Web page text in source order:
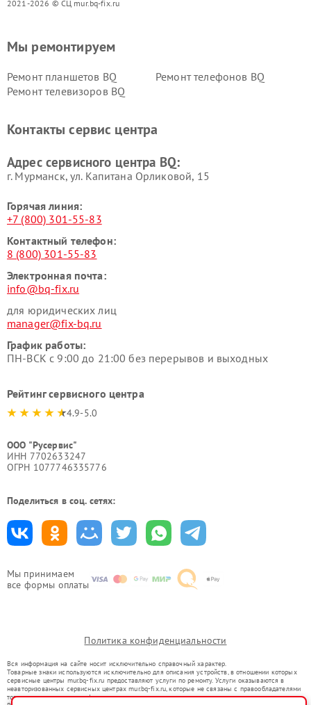
2021-2026 © СЦ mur.bq-fix.ru
Мы принимаем
все формы оплаты
Мы ремонтируем
Ремонт планшетов BQ
Ремонт телефонов BQ
Ремонт телевизоров BQ
Контакты сервис центра
Адрес сервисного центра BQ:
г. Мурманск, ул. Капитана Орликовой, 15
Горячая линия:
+7 (800) 301-55-83
Контактный телефон:
8 (800) 301-55-83
Электронная почта:
info@bq-fix.ru
для юридических лиц
manager@fix-bq.ru
График работы:
ПН-ВСК с 9:00 до 21:00 без перерывов и выходных
Рейтинг сервисного центра
4.9-5.0
ООО "Русервис"
ИНН 7702633247
ОГРН 1077746335776
Поделиться в соц. сетях:
Политика конфиденциальности
Вся информация на сайте носит исключительно справочный характер.
Товарные знаки используются исключительно для описания устройств, в отношении которых
сервисные центры mur.bq-fix.ru предоставляют услуги по ремонту. Услуги оказываются в
неавторизованных сервисных центрах mur.bq-fix.ru, которые не связаны с правообладателями
товарных знаков или их официальными представителями.